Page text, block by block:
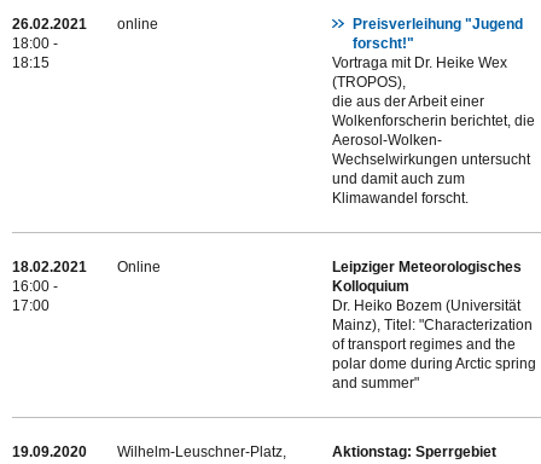
26.02.2021
18:00 -
18:15
online
Preisverleihung "Jugend
forscht!"
Vortraga mit Dr. Heike Wex
(TROPOS),
die aus der Arbeit einer
Wolkenforscherin berichtet, die
Aerosol-Wolken-
Wechselwirkungen untersucht
und damit auch zum
Klimawandel forscht.
18.02.2021
16:00 -
17:00
Online
Leipziger Meteorologisches
Kolloquium
Dr. Heiko Bozem (Universität
Mainz), Titel: "Characterization
of transport regimes and the
polar dome during Arctic spring
and summer"
19.09.2020
Wilhelm-Leuschner-Platz,
Aktionstag: Sperrgebiet